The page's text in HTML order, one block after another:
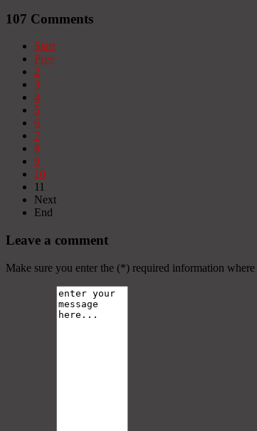
107 Comments
Start
Prev
2
3
4
5
6
7
8
9
10
11
Next
End
Leave a comment
Make sure you enter the (*) required information